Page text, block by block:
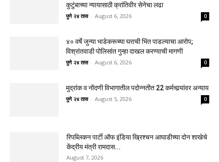
कुटुंबाच्या न्यायासाठी क्रांतिवीर सेनेचा लढा
पुणे २४ तास - August 6, 2026 0
४० वर्षे जुन्या भाडेकरूच्या घराची भिंत पाडल्याचा आरोप;
विश्रांतवाडी पोलिसांत गुन्हा दाखल करण्याची मागणी
पुणे २४ तास - August 6, 2026 0
मुद्रांक व नोंदणी विभागातील पदोन्नतीत 22 कर्मचार्‍यांवर अन्याय
पुणे २४ तास - August 5, 2026 0
रिपब्लिकन पार्टी ऑफ इंडिया ख्रिश्चन आघाडीच्या दोन शाखेचे
केंद्रीय मंत्री रामदास...
August 7, 2026